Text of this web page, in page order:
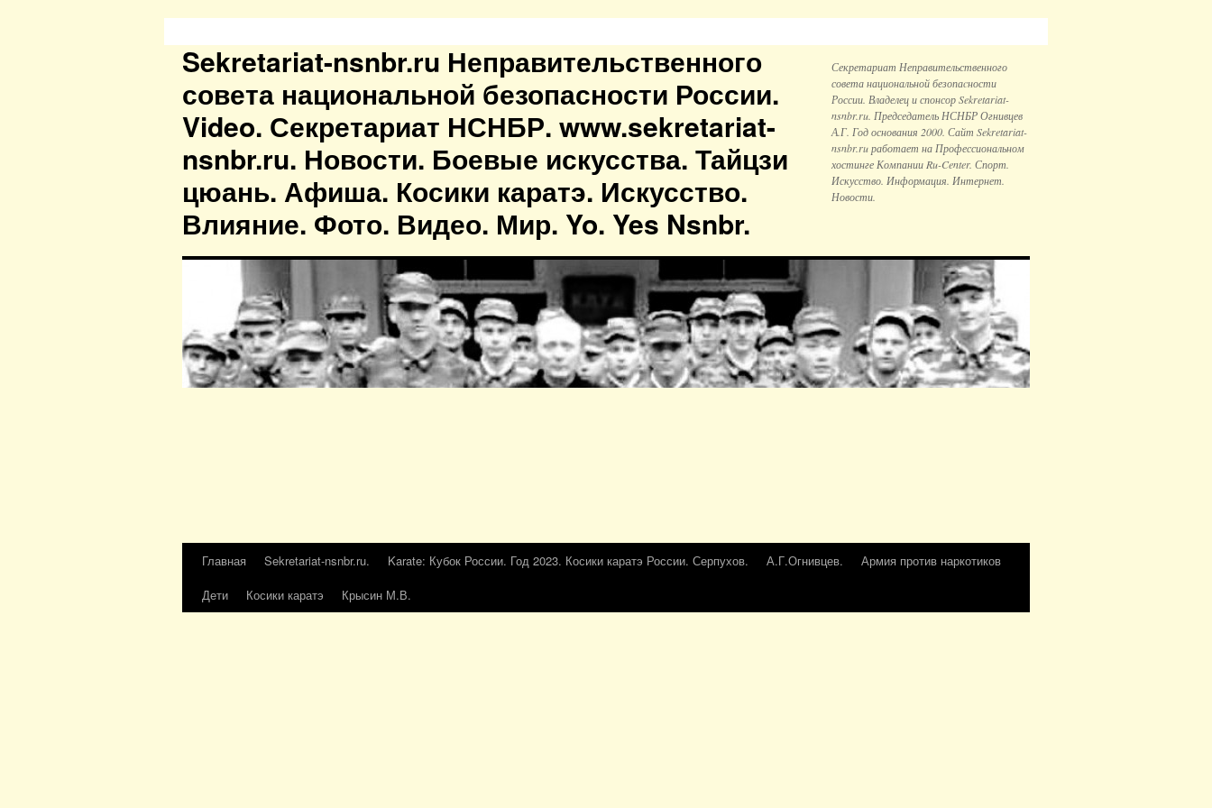
Sekretariat-nsnbr.ru Неправительственного
совета национальной безопасности России.
Video. Секретариат НСНБР. www.sekretariat-
nsnbr.ru. Новости. Боевые искусства. Тайцзи
цюань. Афиша. Косики каратэ. Искусство.
Влияние. Фото. Видео. Мир. Yo. Yes Nsnbr.
Секретариат Неправительственного
совета национальной безопаcности
России. Владелец и спонсор Sekretariat-
nsnbr.ru. Председатель НСНБР Огнивцев
А.Г. Год основания 2000. Сайт Sekretariat-
nsnbr.ru работает на Профессиональном
хостинге Компании Ru-Center. Спорт.
Искусство. Информация. Интернет.
Новости.
Главная Sekretariat-nsnbr.ru. Karate: Кубок России. Год 2023. Косики каратэ России. Серпухов. А.Г.Огнивцев.
Армия против наркотиков
Дети
Косики каратэ Крысин М.В.